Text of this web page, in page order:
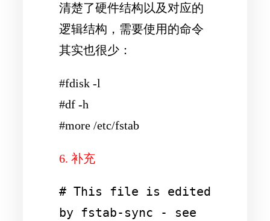
清楚了硬件结构以及对应的
逻辑结构，需要使用的命令
其实也很少：
#fdisk -l
#df -h
#more /etc/fstab
6. 补充
# This file is edited
by fstab-sync - see